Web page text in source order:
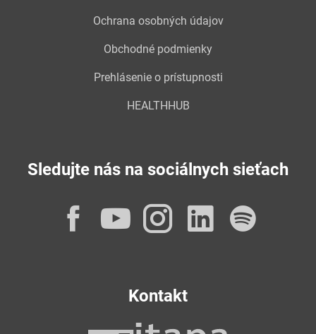
Ochrana osobných údajov
Obchodné podmienky
Prehlásenie o prístupnosti
HEALTHHUB
Sledujte nás na sociálnych sieťach
Facebook
YouTube
Instagram
Kontakt